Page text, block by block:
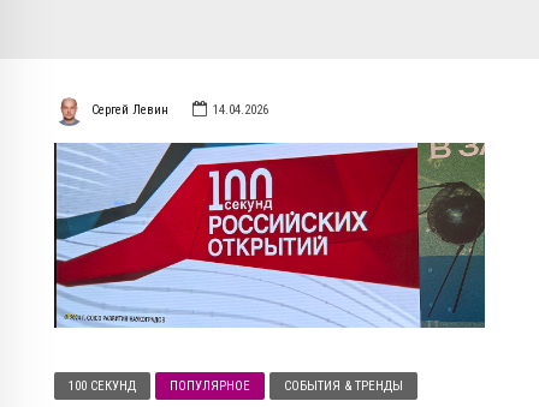
Сергей Левин 14.04.2026
100 СЕКУНД ПОПУЛЯРНОЕ СОБЫТИЯ & ТРЕНДЫ